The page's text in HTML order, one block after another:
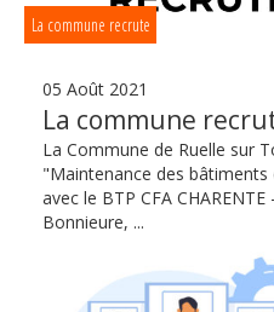
La commune recrute
05 Août 2021
La commune
La Commune de Ruelle sur
"Maintenance des
avec le BTP CFA
Bonnieure, ...